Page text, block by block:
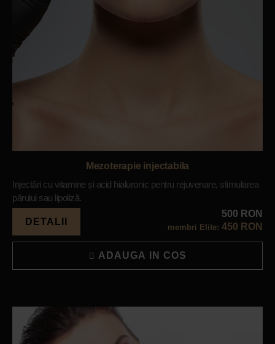
Mezoterapie injectabila
Injectări cu vitamine și acid hialuronic pentru rejuvenare, stimularea
părului sau lipoliză.
500 RON
membri Elite: 450 RON
DETALII
ADAUGA IN COS